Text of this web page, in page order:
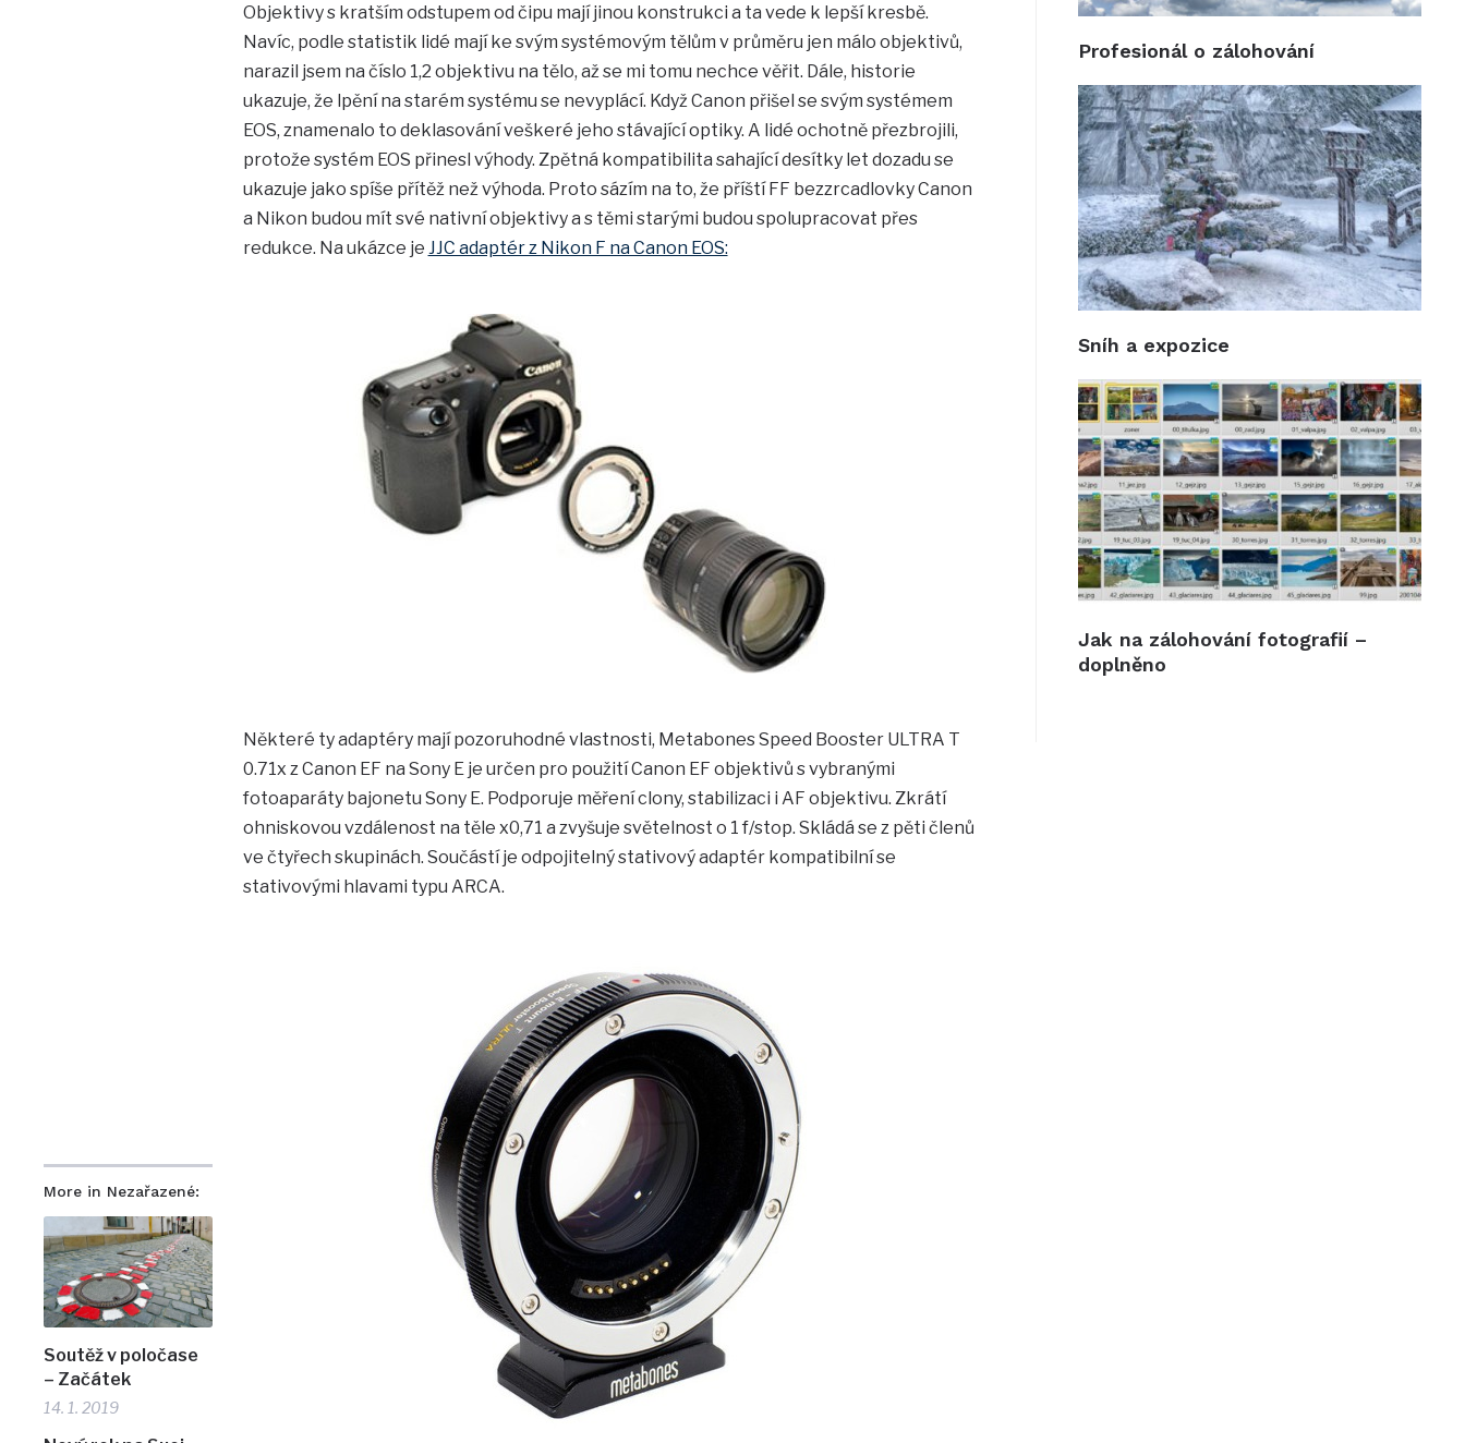
More in Nezařazené:
Soutěž v poločase
– Začátek
14. 1. 2019
Objektivy s kratším odstupem od čipu mají jinou konstrukci a ta vede k lepší kresbě.
Navíc, podle statistik lidé mají ke svým systémovým tělům v průměru jen málo objektivů,
narazil jsem na číslo 1,2 objektivu na tělo, až se mi tomu nechce věřit. Dále, historie
ukazuje, že lpění na starém systému se nevyplácí. Když Canon přišel se svým systémem
EOS, znamenalo to deklasování veškeré jeho stávající optiky. A lidé ochotně přezbrojili,
protože systém EOS přinesl výhody. Zpětná kompatibilita sahající desítky let dozadu se
ukazuje jako spíše přítěž než výhoda. Proto sázím na to, že příští FF bezzrcadlovky Canon
a Nikon budou mít své nativní objektivy a s těmi starými budou spolupracovat přes
redukce. Na ukázce je JJC adaptér z Nikon F na Canon EOS:
Některé ty adaptéry mají pozoruhodné vlastnosti, Metabones Speed Booster ULTRA T
0.71x z Canon EF na Sony E je určen pro použití Canon EF objektivů s vybranými
fotoaparáty bajonetu Sony E. Podporuje měření clony, stabilizaci i AF objektivu. Zkrátí
ohniskovou vzdálenost na těle x0,71 a zvyšuje světelnost o 1 f/stop. Skládá se z pěti členů
ve čtyřech skupinách. Součástí je odpojitelný stativový adaptér kompatibilní se
stativovými hlavami typu ARCA.
Profesionál o zálohování
Sníh a expozice
Jak na zálohování fotografií –
doplněno